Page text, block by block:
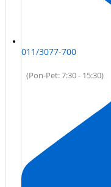
011/3077-700
(Pon-Pet: 7:30 - 15:30)